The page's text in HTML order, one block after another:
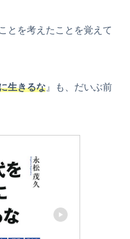
とを考えたことを覚えて
生きるな 』も、だいぶ前